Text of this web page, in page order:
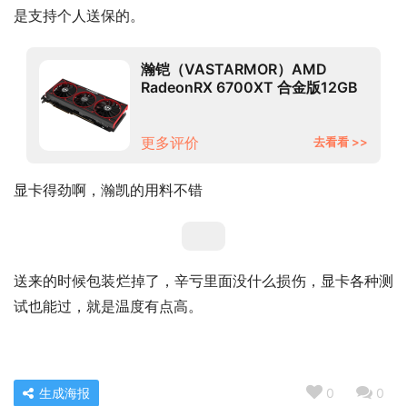
是支持个人送保的。
瀚铠（VASTARMOR）AMD
RadeonRX 6700XT 合金版12GB
更多评价 去看看 >>
显卡得劲啊，瀚凯的用料不错
送来的时候包装烂掉了，辛亏里面没什么损伤，显卡各种测
试也能过，就是温度有点高。
0 0
生成海报